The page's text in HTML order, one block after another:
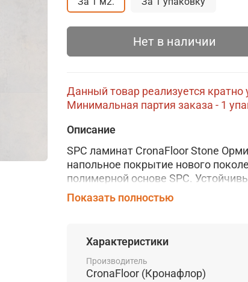
Нет в наличии
Данный товар реализуется кратно
Минимальная партия заказа - 1
Описание
SPC ламинат CronaFloor Stone
напольное покрытие нового
полимерной основе SPC.
влаге, этот материал не требует
зазоров, что отличает его от
покрыта защитным слоем из ПВХ,
лака, предохраняющим от царапин
замковый механизм обеспечивает
Показать полностью
Характеристики
Производитель
CronaFloor (Кронафлор)